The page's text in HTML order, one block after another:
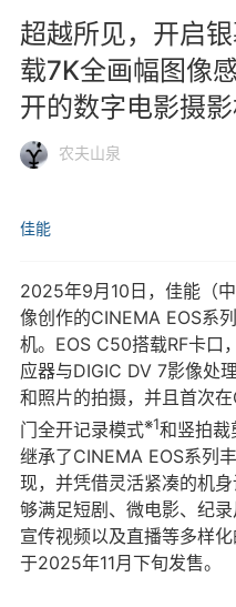
超越所见，开启
载7K全画幅图像
开的数字电影摄
农夫山泉
佳能
2025年9月10日，佳能（
像创作的CINEMA EOS系
机。EOS C50搭载RF卡口
应器与DIGIC DV 7影像处
和照片的拍摄，并且首次
门全开记录模式※1和竖拍裁
继承了CINEMA EOS系列
现，并凭借灵活紧凑的机
够满足短剧、微电影、纪
宣传视频以及直播等多样
于2025年11月下旬发售。